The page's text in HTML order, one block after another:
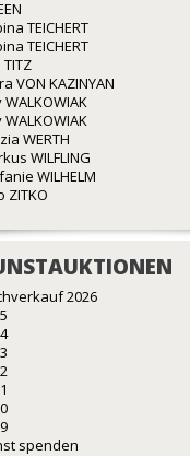
TEICHERT
TEICHERT
VON KAZINYAN
WALKOWIAK
WALKOWIAK
WERTH
WILFLING
WILHELM
ZITKO
2026
spenden